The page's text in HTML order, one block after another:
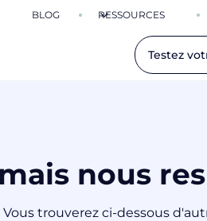
BLOG RESSOURCES
Testez
nous
trouverez ci-dessous